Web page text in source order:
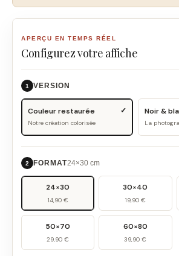
APERÇU EN TEMPS RÉEL
Configurez votre affiche
1 VERSION
Couleur restaurée
Notre création colorisée
Noir &
La
2 FORMAT24×30 cm
24×30
14,90 €
30×40
19,90 €
50×70
29,90 €
60×80
39,90 €